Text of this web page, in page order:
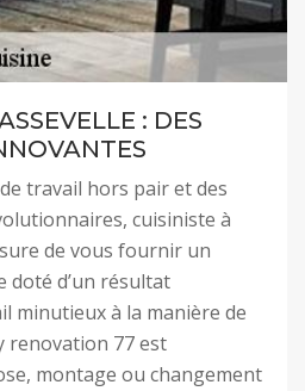
: DES
travail hors pair et des
cuisiniste à
de vous fournir un
doté d’un résultat
minutieux à la manière de
renovation 77 est
montage ou changement